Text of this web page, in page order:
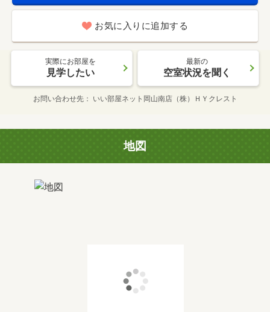
お気に入りに追加する
実際にお部屋を
見学したい
最新の
空室状況を聞く
お問い合わせ先 いい部屋ネット岡山南店（株）ＨＹクレスト
地図